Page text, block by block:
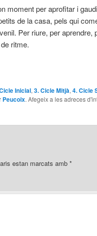
moment per aprofitar i
de la casa, pels qui
Per riure, per aprendre,
ritme.
Inicial,3. Cicle Mitjà,4. Cicle
Peucoix. Afegeix a les adreces
estan marcats amb *